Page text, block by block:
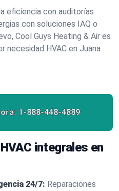
eficiencia con auditorías
con soluciones IAQ o
Cool Guys Heating & Air es
necesidad HVAC en Juana
1-888-448-4889
integrales en
24/7: Reparaciones